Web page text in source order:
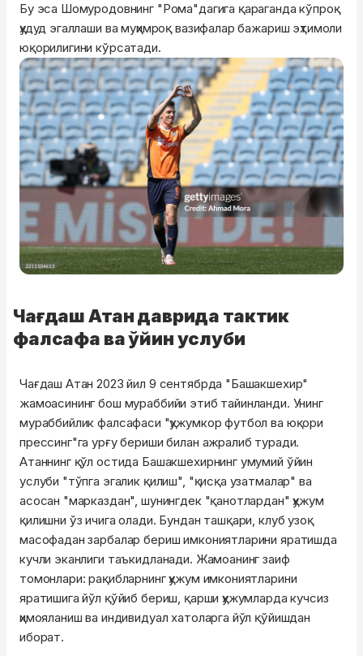
Бу эса Шомуродовнинг "Рома"дагига қараганда кўпроқ
ҳудуд эгаллаши ва муҳимроқ вазифалар бажариш эҳтимоли
юқорилигини кўрсатади.
Чағдаш Атан даврида тактик
фалсафа ва ўйин услуби
Чағдаш Атан 2023 йил 9 сентябрда "Башакшехир"
жамоасининг бош мураббийи этиб тайинланди. Унинг
мураббийлик фалсафаси "ҳужумкор футбол ва юқори
прессинг"га урғу бериши билан ажралиб туради.
Атаннинг қўл остида Башакшехирнинг умумий ўйин
услуби "тўпга эгалик қилиш", "қисқа узатмалар" ва
асосан "марказдан", шунингдек "қанотлардан" ҳужум
қилишни ўз ичига олади. Бундан ташқари, клуб узоқ
масофадан зарбалар бериш имкониятларини яратишда
кучли эканлиги таъкидланади. Жамоанинг заиф
томонлари: рақибларнинг ҳужум имкониятларини
яратишига йўл қўйиб бериш, қарши ҳужумларда кучсиз
ҳимояланиш ва индивидуал хатоларга йўл қўйишдан
иборат.